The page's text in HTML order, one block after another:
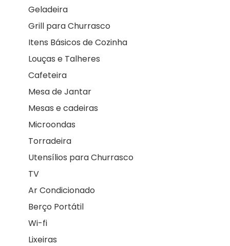
Geladeira
Grill para Churrasco
Itens Básicos de Cozinha
Louças e Talheres
Cafeteira
Mesa de Jantar
Mesas e cadeiras
Microondas
Torradeira
Utensílios para Churrasco
TV
Ar Condicionado
Berço Portátil
Wi-fi
Lixeiras